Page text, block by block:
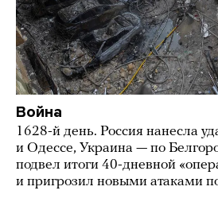
Война
1628-й день. Россия нанесла
и Одессе, Украина — по
подвел итоги 40-дневной
и пригрозил новыми атаками